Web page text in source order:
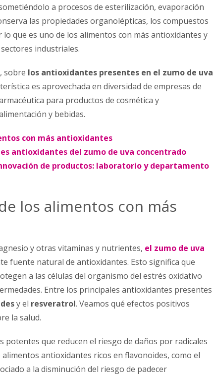
a procesos de esterilización, evaporación
las propiedades organolépticas, los compuestos
que es uno de los alimentos con más antioxidantes y
industriales.
sobre los antioxidantes presentes en el zumo de uva
es aprovechada en diversidad de empresas de
para productos de cosmética y
y bebidas.
con más antioxidantes
antioxidantes del zumo de uva concentrado
de productos: laboratorio y departamento
los alimentos con más
y otras vitaminas y nutrientes, el zumo de uva
fuente natural de antioxidantes. Esto significa que
a las células del organismo del estrés oxidativo
Entre los principales antioxidantes presentes
y el resveratrol. Veamos qué efectos positivos
la salud.
potentes que reducen el riesgo de daños por radicales
antioxidantes ricos en flavonoides, como el
a la disminución del riesgo de padecer